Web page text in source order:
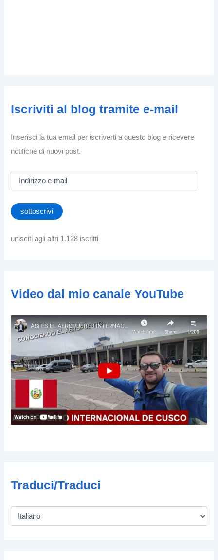
Iscriviti al blog tramite e-mail
Inserisci la tua email per iscriverti a questo blog e ricevere
notifiche di nuovi post.
r
z
a
sottoscrivi
unisciti agli altri 1.128 iscritti
Video dal mio canale YouTube
Traduci/Traduci